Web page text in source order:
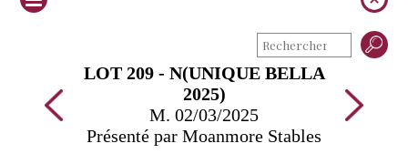
LOT 209 - N(UNIQUE BELLA
2025)
M. 02/03/2025
Présenté par Moanmore Stables